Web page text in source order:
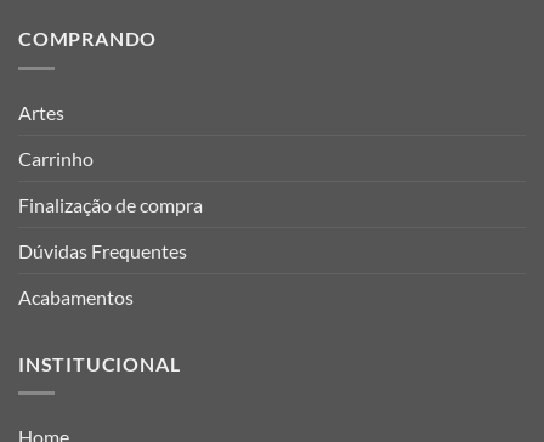
COMPRANDO
Artes
Carrinho
Finalização de compra
Dúvidas Frequentes
Acabamentos
INSTITUCIONAL
Home